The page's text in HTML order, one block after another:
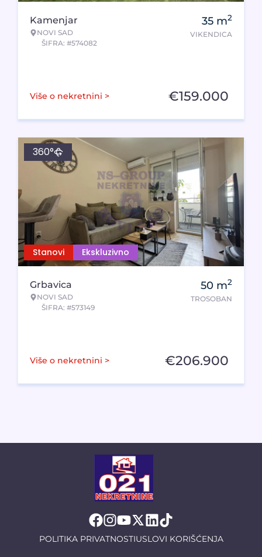
Kamenjar
NOVI SAD
ŠIFRA: #574082
35 m2
VIKENDICA
Više o nekretnini > €159.000
Stanovi Ekskluzivno
360°
Grbavica
NOVI SAD
ŠIFRA: #573149
50 m2
TROSOBAN
Više o nekretnini > €206.900
POLITIKA PRIVATNOSTIUSLOVI KORIŠĆENJA